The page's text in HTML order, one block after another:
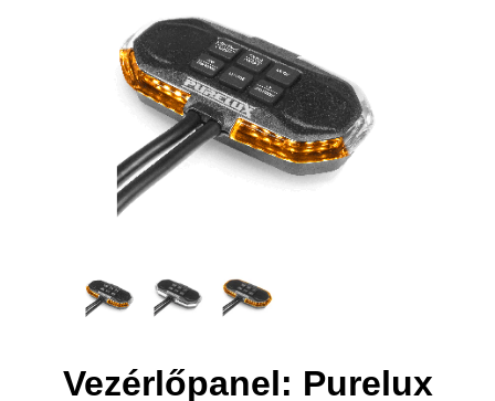
Vezérlőpanel: Purelux